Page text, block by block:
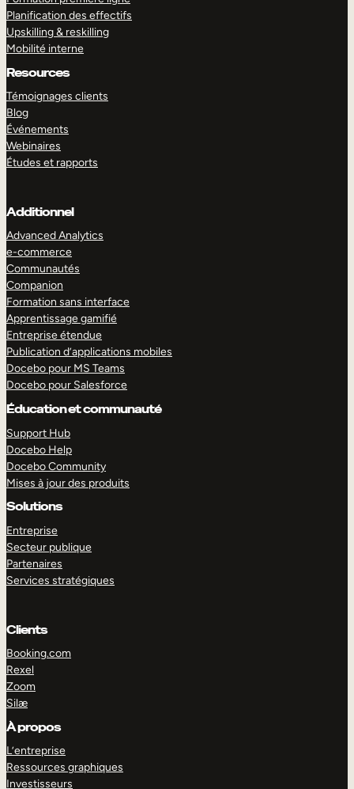
Planification des effectifs
Upskilling & reskilling
Mobilité interne
Resources
Témoignages clients
Blog
Événements
Webinaires
Études et rapports
Additionnel
Advanced Analytics
e-commerce
Communautés
Companion
Formation sans interface
Apprentissage gamifié
Entreprise étendue
Publication d’applications mobiles
Docebo pour MS Teams
Docebo pour Salesforce
Éducation et communauté
Support Hub
Docebo Help
Docebo Community
Mises à jour des produits
Solutions
Entreprise
Secteur publique
Partenaires
Services stratégiques
Clients
Booking.com
Rexel
Zoom
Silæ
À propos
L’entreprise
Ressources graphiques
Investisseurs